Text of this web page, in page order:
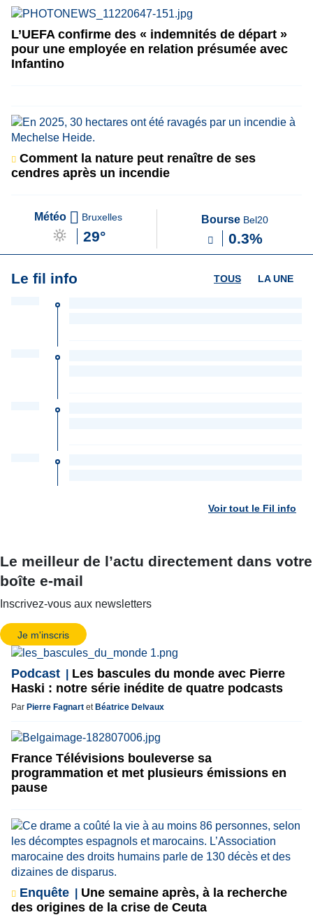
L’UEFA confirme des « indemnités de départ »
pour une employée en relation présumée avec
Infantino
Comment la nature peut renaître de ses
cendres après un incendie
Météo Bruxelles
29°
Bourse Bel20
0.3%
Le fil info LA UNE
TOUS
Voir tout le Fil info
Le meilleur de l’actu directement dans votre
boîte e-mail
Inscrivez-vous aux newsletters
Je m'inscris
Podcast
Les bascules du monde avec Pierre
Haski : notre série inédite de quatre podcasts
Par Pierre Fagnart et Béatrice Delvaux
France Télévisions bouleverse sa
programmation et met plusieurs émissions en
pause
Enquête
Une semaine après, à la recherche
des origines de la crise de Ceuta